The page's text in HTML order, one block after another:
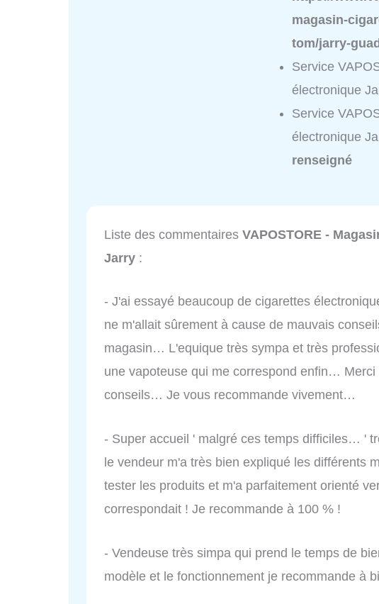
magasin-
tom/jarry-
Service
électronique
Service
électronique
renseigné
Liste des commentaires VAPOSTORE -
Jarry :
- J'ai essayé beaucoup de cigarettes
ne m'allait sûrement à cause de mauvais
magasin… L'equique très sympa et très
une vapoteuse qui me correspond enfin…
conseils… Je vous recommande vivement…
- Super accueil ' malgré ces temps difficiles… '
le vendeur m'a très bien expliqué les différents
tester les produits et m'a parfaitement orienté
correspondait ! Je recommande à 100 % !
- Vendeuse très simpa qui prend le temps de
modèle et le fonctionnement je recommande à